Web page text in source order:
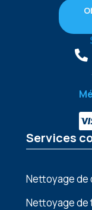
Services
Nettoyage de
Nettoyage de